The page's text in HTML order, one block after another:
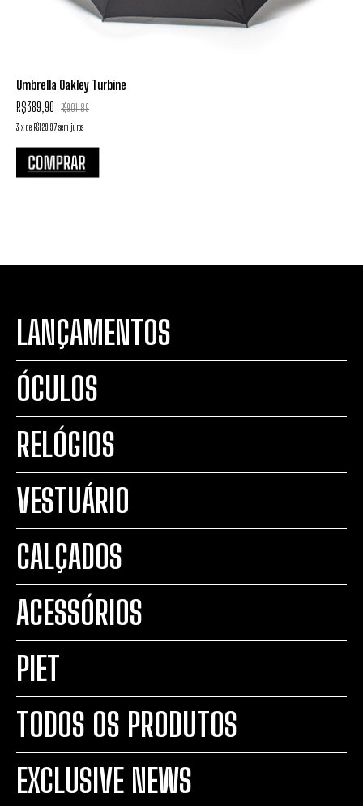
Umbrella Oakley Turbine
R$389,90 R$901,89
3 xde R$129,97sem juros
LANÇAMENTOS
ÓCULOS
RELÓGIOS
VESTUÁRIO
CALÇADOS
ACESSÓRIOS
PIET
TODOS OS PRODUTOS
EXCLUSIVE NEWS